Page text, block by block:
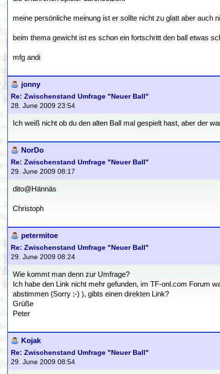
meine persönliche meinung ist er sollte nicht zu glatt aber auch
beim thema gewicht ist es schon ein fortschritt den ball etwas
mfg andi
jonny
Re: Zwischenstand Umfrage "Neuer Ball"
28. June 2009 23:54
Ich weiß nicht ob du den alten Ball mal gespielt hast, aber der
NorDo
Re: Zwischenstand Umfrage "Neuer Ball"
29. June 2009 08:17
dito@Hännäs
Christoph
petermitoe
Re: Zwischenstand Umfrage "Neuer Ball"
29. June 2009 08:24
Wie kommt man denn zur Umfrage?
Ich habe den Link nicht mehr gefunden, im TF-onl.com Forum
abstimmen (Sorry ;-) ), gibts einen direkten Link?
Grüße
Peter
Kojak
Re: Zwischenstand Umfrage "Neuer Ball"
29. June 2009 08:54